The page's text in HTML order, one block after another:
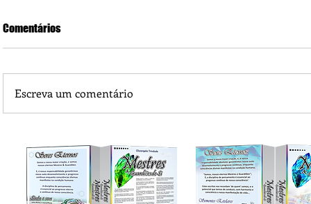
Comentários
Escreva um comentário